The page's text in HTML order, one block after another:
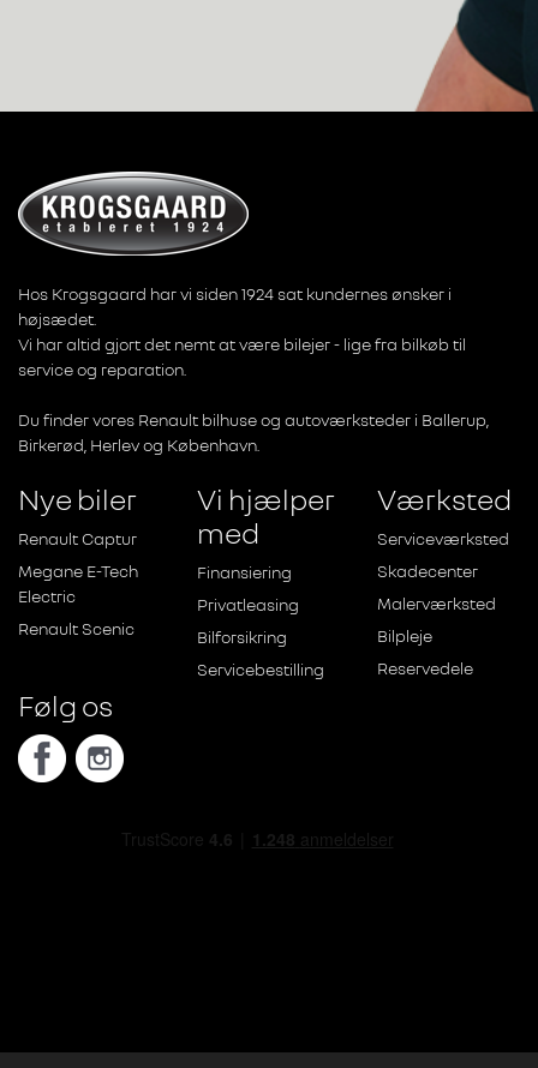
Hos Krogsgaard har vi siden 1924 sat kundernes ønsker i
højsædet.
Vi har altid gjort det nemt at være bilejer - lige fra bilkøb til
service og reparation.
Du finder vores Renault bilhuse og autoværksteder i Ballerup,
Birkerød, Herlev og København.
Nye biler
Renault Captur
Megane E-Tech
Electric
Renault Scenic
Vi hjælper
med
Finansiering
Privatleasing
Bilforsikring
Servicebestilling
Værksted
Serviceværksted
Skadecenter
Malerværksted
Bilpleje
Reservedele
Følg os